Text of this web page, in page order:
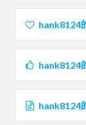
hank8124
hank8124
hank8124